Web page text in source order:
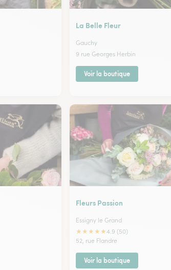
La Belle Fleur
Gauchy
9 rue Georges Herbin
Voir la boutique
Fleurs Passion
Essigny le Grand
★★★★★4.9 (50)
52, rue Flandre
Voir la boutique